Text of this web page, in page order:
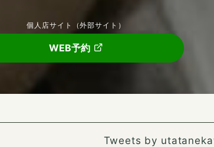
個人店サイト（外部サイト）
WEB予約
Tweets by